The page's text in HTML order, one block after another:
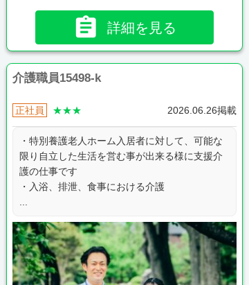
 詳細を見る
介護職員15498-k
正社員 ★★★ 2026.06.26掲載
・特別養護老人ホーム入居者に対して、可能な
限り自立した生活を営む事が出来る様に支援介
護の仕事です
・入浴、排泄、食事における介護
...